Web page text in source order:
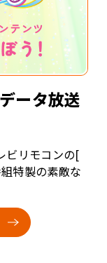
ータ放送
ビリモコンの[
特製の素敵な